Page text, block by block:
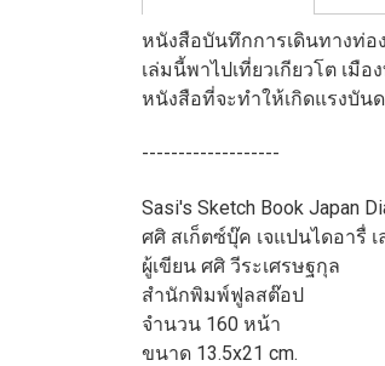
หนังสือบันทึกการเดินทางท่อ
เล่มนี้พาไปเที่ยวเกียวโต เ
หนังสือที่จะทำให้เกิดแรงบัน
-------------------
Sasi's Sketch Book Japan
ศศิ สเก็ตซ์บุ๊ค เจแปนไดอารื่ เ
ผู้เขียน ศศิ วีระเศรษฐกุล
สำนักพิมพ์ฟูลสต๊อป
จำนวน 160 หน้า
ขนาด 13.5x21 cm.